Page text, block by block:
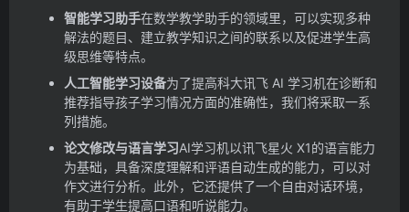
智能学习助手在数学教学助手的领域里，可以实现多种
解法的题目、建立教学知识之间的联系以及促进学生高
级思维等特点。
人工智能学习设备为了提高科大讯飞 AI 学习机在诊断和
推荐指导孩子学习情况方面的准确性，我们将采取一系
列措施。
论文修改与语言学习AI学习机以讯飞星火 X1的语言能力
为基础，具备深度理解和评语自动生成的能力，可以对
作文进行分析。此外，它还提供了一个自由对话环境，
有助于学生提高口语和听说能力。